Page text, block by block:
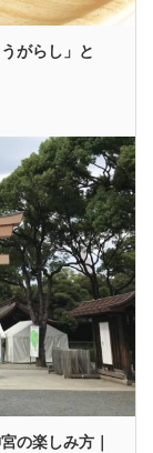
がらし」と
の楽しみ方｜